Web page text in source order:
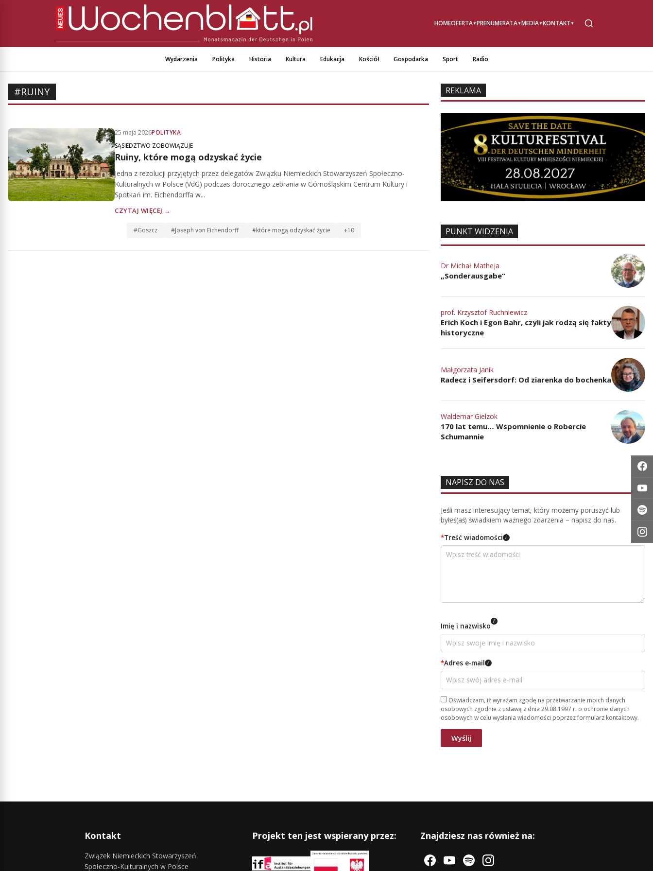
HOMEOFERTA PRENUMERATA MEDIA KONTAKT
Wydarzenia Polityka Historia Kultura Edukacja Kościół Gospodarka Sport Radio
#RUINY
25 maja 2026POLITYKA
SĄSIEDZTWO ZOBOWIĄZUJE
Ruiny, które mogą odzyskać życie
Jedna z rezolucji przyjętych przez delegatów Związku Niemieckich Stowarzyszeń Społeczno-
Kulturalnych w Polsce (VdG) podczas dorocznego zebrania w Górnośląskim Centrum Kultury i
Spotkań im. Eichendorffa w...
CZYTAJ WIĘCEJ →
#Goszcz #Joseph von Eichendorff #które mogą odzyskać życie +10
REKLAMA
PUNKT WIDZENIA
Dr Michał Matheja
„Sonderausgabe”
prof. Krzysztof Ruchniewicz
Erich Koch i Egon Bahr, czyli jak rodzą się fakty
historyczne
Małgorzata Janik
Radecz i Seifersdorf: Od ziarenka do bochenka
Waldemar Gielzok
170 lat temu… Wspomnienie o Robercie
Schumannie
NAPISZ DO NAS
Jeśli masz interesujący temat, który możemy poruszyć lub
byłeś(aś) świadkiem ważnego zdarzenia – napisz do nas.
*Treść wiadomości i
Imię i nazwisko i
*Adres e-mail i
Oświadczam, iż wyrażam zgodę na przetwarzanie moich danych
osobowych zgodnie z ustawą z dnia 29.08.1997 r. o ochronie danych
osobowych w celu wysłania wiadomości poprzez formularz kontaktowy.
Kontakt
Związek Niemieckich Stowarzyszeń
Społeczno-Kulturalnych w Polsce
Projekt ten jest wspierany przez: Znajdziesz nas również na: